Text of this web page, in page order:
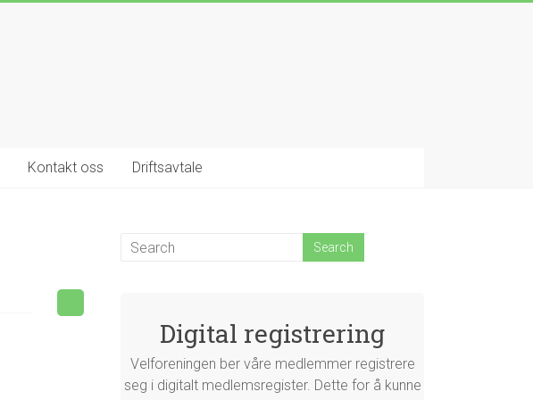
Kontakt oss Driftsavtale
Digital registrering
Velforeningen ber våre medlemmer registrere
seg i digitalt medlemsregister. Dette for å kunne